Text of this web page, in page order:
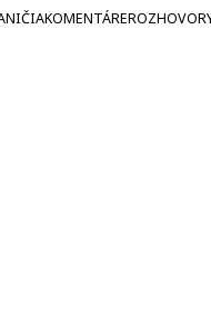
KOMENTÁRE